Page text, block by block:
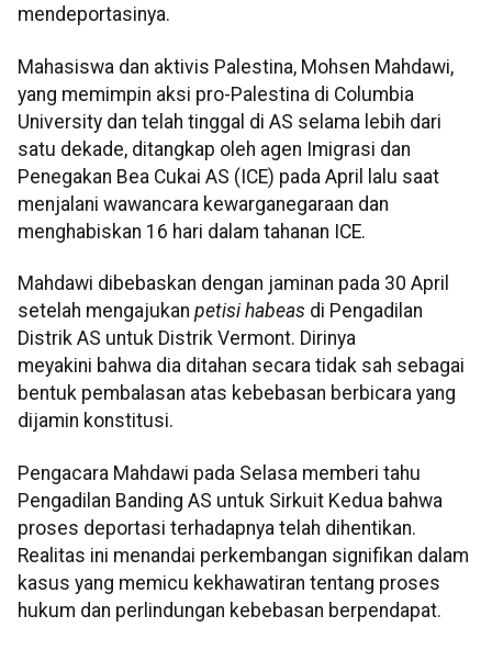
mendeportasinya.
Mahasiswa dan aktivis Palestina, Mohsen Mahdawi,
yang memimpin aksi pro-Palestina di Columbia
University dan telah tinggal di AS selama lebih dari
satu dekade, ditangkap oleh agen Imigrasi dan
Penegakan Bea Cukai AS (ICE) pada April lalu saat
menjalani wawancara kewarganegaraan dan
menghabiskan 16 hari dalam tahanan ICE.
Mahdawi dibebaskan dengan jaminan pada 30 April
setelah mengajukan petisi habeas di Pengadilan
Distrik AS untuk Distrik Vermont. Dirinya
meyakini bahwa dia ditahan secara tidak sah sebagai
bentuk pembalasan atas kebebasan berbicara yang
dijamin konstitusi.
Pengacara Mahdawi pada Selasa memberi tahu
Pengadilan Banding AS untuk Sirkuit Kedua bahwa
proses deportasi terhadapnya telah dihentikan.
Realitas ini menandai perkembangan signifikan dalam
kasus yang memicu kekhawatiran tentang proses
hukum dan perlindungan kebebasan berpendapat.